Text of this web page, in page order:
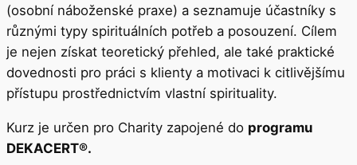
(osobní náboženské praxe) a seznamuje účastníky s
různými typy spirituálních potřeb a posouzení. Cílem
je nejen získat teoretický přehled, ale také praktické
dovednosti pro práci s klienty a motivaci k citlivějšímu
přístupu prostřednictvím vlastní spirituality.
Kurz je určen pro Charity zapojené do programu
DEKACERT®.